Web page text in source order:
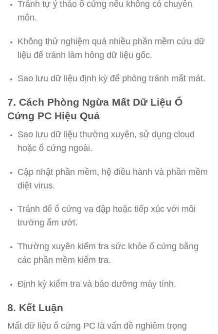
Tránh tự ý tháo ổ cứng nếu không có chuyên
môn.
Không thử nghiệm quá nhiều phần mềm cứu dữ
liệu để tránh làm hỏng dữ liệu gốc.
Sao lưu dữ liệu định kỳ để phòng tránh mất mát.
7. Cách Phòng Ngừa Mất Dữ Liệu Ổ
Cứng PC Hiệu Quả
Sao lưu dữ liệu thường xuyên, sử dụng cloud
hoặc ổ cứng ngoài.
Cập nhật phần mềm, hệ điều hành và phần mềm
diệt virus.
Tránh để ổ cứng va đập hoặc tiếp xúc với môi
trường ẩm ướt.
Thường xuyên kiểm tra sức khỏe ổ cứng bằng
các phần mềm kiểm tra.
Định kỳ kiểm tra và bảo dưỡng máy tính.
8. Kết Luận
Mất dữ liệu ổ cứng PC là vấn đề nghiêm trọng